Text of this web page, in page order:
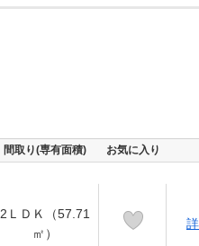
間取り(専有面積) お気に入り
2ＬＤＫ（57.71
㎡）